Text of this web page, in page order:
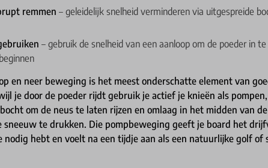
remmen – geleidelijk snelheid verminderen via uitgespreide
– gebruik de snelheid van een aanloop om de poeder in
en neer beweging is het meest onderschatte element van
je door de poeder rijdt gebruik je actief je knieën als
om de neus te laten rijzen en omlaag in het midden van
sneeuw te drukken. Die pompbeweging geeft je board het
nodig hebt en voelt na een tijdje aan als een natuurlijke golf